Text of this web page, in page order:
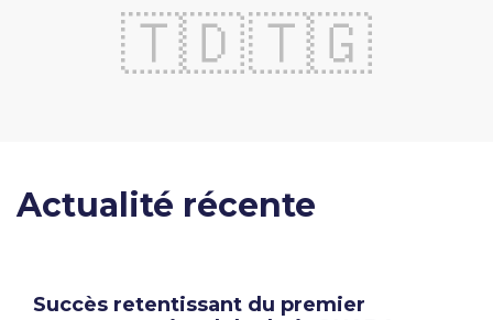
🇹🇩🇹🇬
Actualité récente
Succès retentissant du premier